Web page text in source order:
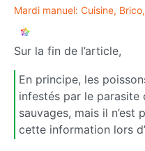
Mardi manuel: Cuisine,
Sur la fin de l’article,
En principe, les
infestés par le parasite
sauvages, mais il n’est
cette information lors